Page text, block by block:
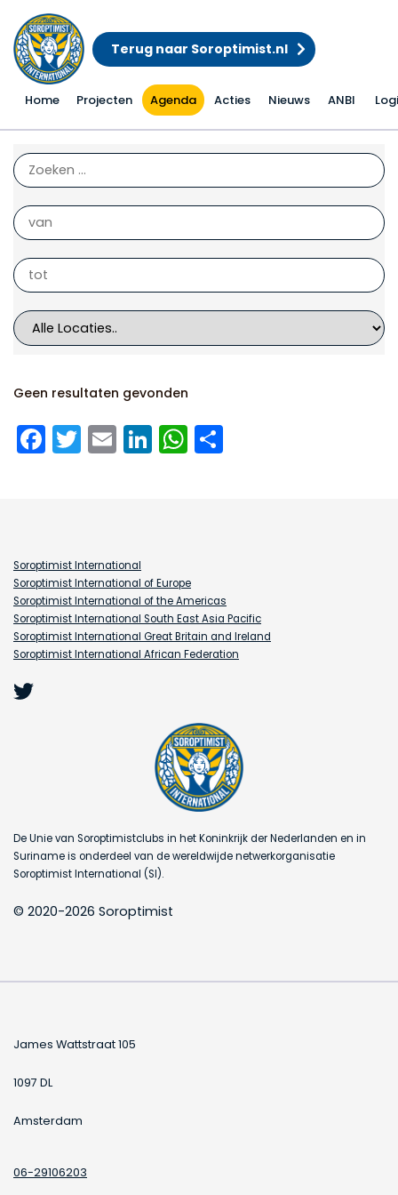
Terug naar Soroptimist.nl
Home Projecten Agenda Acties Nieuws ANBI
Acties
Geen resultaten gevonden
Facebook
Twitter
EmailLinkedIn
WhatsApp
Soroptimist International
Soroptimist International of Europe
Soroptimist International of the Americas
Soroptimist International South East Asia Pacific
Soroptimist International Great Britain and Ireland
Soroptimist International African Federation
De Unie van Soroptimistclubs in het Koninkrijk der Nederlanden en in
Suriname is onderdeel van de wereldwijde netwerkorganisatie
Soroptimist International (SI).
© 2020-2026 Soroptimist
James Wattstraat 105
1097 DL
Amsterdam
06-29106203